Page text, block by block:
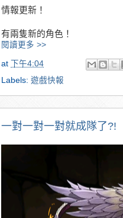
情報更新！
有兩隻新的角色！
閱讀更多 >>
at 下午4:04
Labels: 遊戲快報
一對一對一對就成隊了?!